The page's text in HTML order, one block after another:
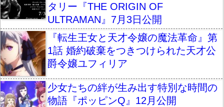
タリー『THE ORIGIN OF
ULTRAMAN』7月3日公開
『転生王女と天才令嬢の魔法革命』第
1話 婚約破棄をつきつけられた天才公
爵令嬢ユフィリア
少女たちの絆が生み出す特別な時間の
物語『ポッピンQ』12月公開